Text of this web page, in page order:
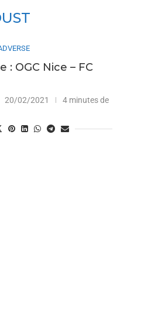
: OGC Nice – FC
20/02/2021
4 minutes de